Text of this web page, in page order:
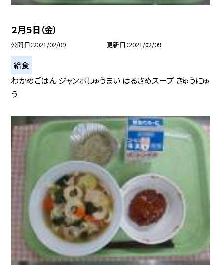
２月５日（金）
公開日 2021/02/09 更新日 2021/02/09
給食
わかめごはん ジャンボしゅうまい はるさめスープ ぎゅうにゅ
う